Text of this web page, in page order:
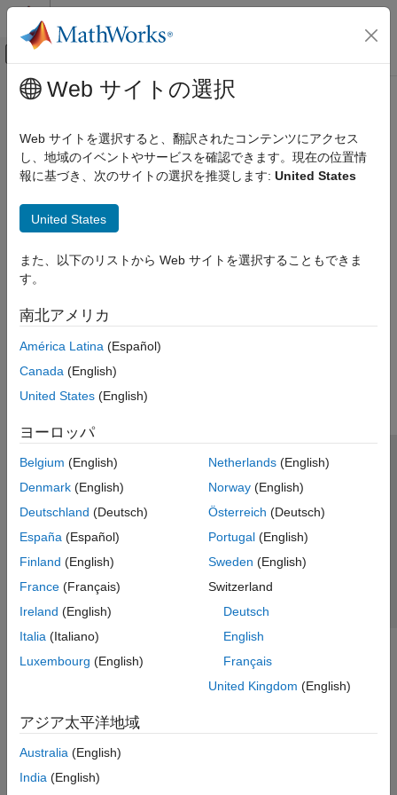
コンテンツへスキップ
オフキャンバス ナビゲーション メ
ドキュメンテーションのホーム
メインコンテンツ
Web サイトの選択
Web サイトを選択すると、翻訳されたコンテンツにアクセス
し、地域のイベントやサービスを確認できます。現在の位置情
報に基づき、次のサイトの選択を推奨します: United States
United States
また、以下のリストから Web サイトを選択することもできま
す。
南北アメリカ
América Latina (Español)
Canada (English)
United States (English)
ヨーロッパ
Belgium (English)
Denmark (English)
Deutschland (Deutsch)
España (Español)
Finland (English)
France (Français)
Ireland (English)
Italia (Italiano)
Luxembourg (English)
Netherlands(English)
Norway(English)
Österreich (Deutsch)
Portugal(English)
Sweden (English)
Switzerland
Deutsch
English
Français
United Kingdom (English)
アジア太平洋地域
Australia (English)
India (English)
トラストセンター
プライバシー ポリシー
違法コピー防止
アプリケーション ステータス
© 1994-2026 The MathWorks, Inc.